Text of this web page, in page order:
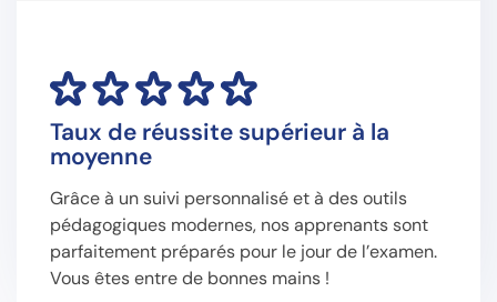
Taux de réussite supérieur à la
moyenne
Grâce à un suivi personnalisé et à des outils
pédagogiques modernes, nos apprenants sont
parfaitement préparés pour le jour de l’examen.
Vous êtes entre de bonnes mains !